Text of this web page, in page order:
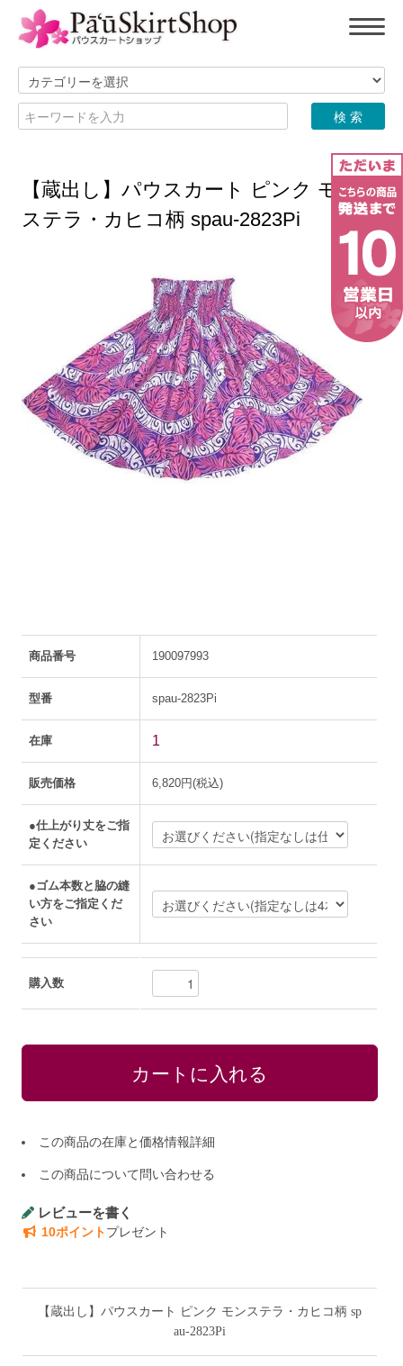
【蔵出し】パウスカート ピンク モン
ステラ・カヒコ柄 spau-2823Pi
商品番号 190097993
型番 spau-2823Pi
在庫 1
販売価格 6,820円(税込)
●仕上がり丈をご指
定ください
●ゴム本数と脇の縫
い方をご指定くだ
さい
購入数
この商品の在庫と価格情報詳細
この商品について問い合わせる
レビューを書く
10ポイントプレゼント
【蔵出し】パウスカート ピンク モンステラ・カヒコ柄 sp
au-2823Pi